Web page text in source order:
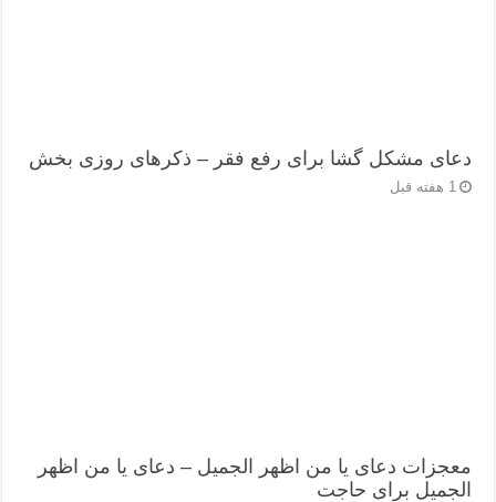
دعای مشکل گشا برای رفع فقر – ذکرهای روزی‌ بخش
1 هفته قبل
معجزات دعای یا من اظهر الجمیل – دعای یا من اظهر
الجمیل برای حاجت